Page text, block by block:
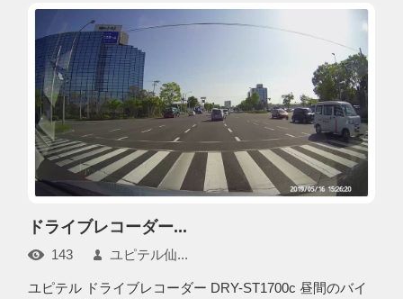
ドライブレコーダー...
143 ユピテル仙...
ユピテル ドライブレコーダー DRY-ST1700c 昼間のバイ